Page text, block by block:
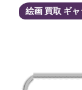
絵画 買取 ギ